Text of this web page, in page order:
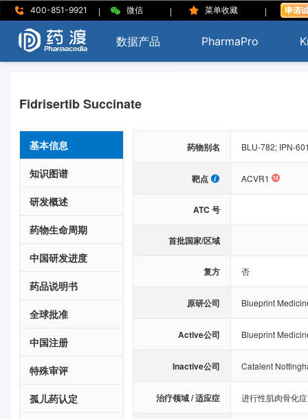
400-851-9921 | 微信 | 菜单收藏 |
数据产品 PharmaPro
Fidrisertib Succinate
基本信息
知识图谱
研发概述
药物生命周期
中国研发进度
药品说明书
全球批准
中国注册
特殊审评
孤儿药认定
药物别名 BLU-782; IPN-
靶点 ACVR1
ATC 号
首批国家/区域
复方 否
原研公司 Blueprint
Active公司 Blueprint
Inactive公司 Catalent
治疗领域 / 适应症 进行性肌肉骨化症